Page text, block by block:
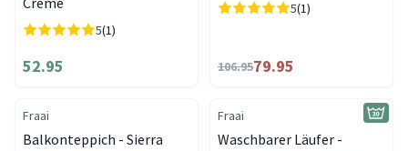
5(1)
52.95
5(1)
106.9579.95
Fraai
Balkonteppich - Sierra
Fraai
Waschbarer Läufer -